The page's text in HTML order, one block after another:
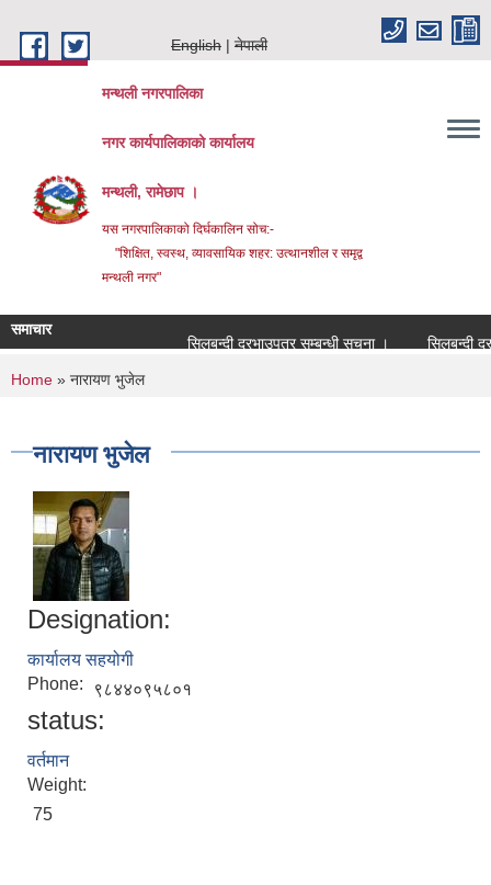
English
नेपाली
मन्थली नगरपालिका
नगर कार्यपालिकाको कार्यालय
मन्थली, रामेछाप ।
यस नगरपालिकाको दिर्घकालिन सोच:-
"शिक्षित, स्वस्थ, व्यावसायिक शहर: उत्थानशील र समृद्व
मन्थली नगर"
समाचार
सिलबन्दी दरभाउपत्र सम्बन्धी सूचना ।
सिलबन्दी
You are here
Home » नारायण भुजेल
नारायण भुजेल
Designation:
कार्यालय सहयोगी
Phone:
९८४४०९५८०१
status:
वर्तमान
Weight:
75